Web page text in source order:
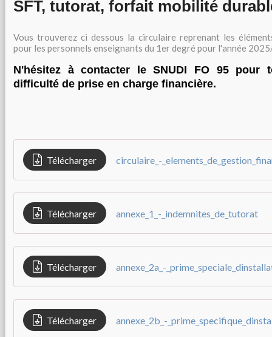
SFT, tutorat, forfait mobilité
Vous trouverez ci dessous la circulaire reprenant les
pour les personnels enseignants du 1er degré pour l'année
N'hésitez à contacter le SNUDI FO 95 pour
difficulté de prise en charge financière.
Télécharger
Télécharger annexe_1_-_indemnites_de_tutorat
Télécharger annexe_2a_-
Télécharger annexe_2b_-